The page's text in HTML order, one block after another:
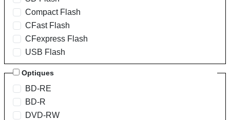
Compact Flash
CFast Flash
CFexpress Flash
USB Flash
Optiques
BD-RE
BD-R
DVD-RW